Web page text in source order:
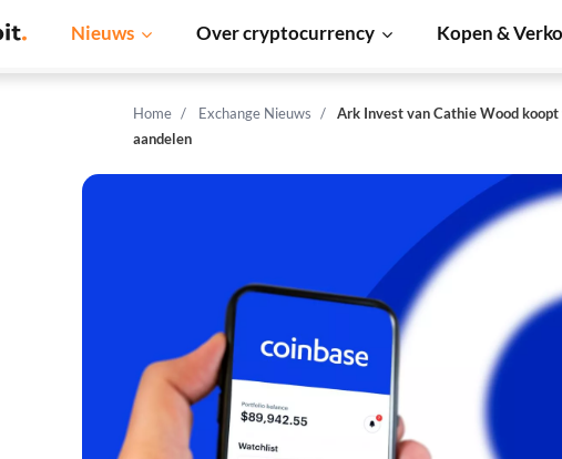
Nieuws Over cryptocurrency Kopen &
Home Exchange Nieuws
Ark Invest van Cathie Wood
aandelen